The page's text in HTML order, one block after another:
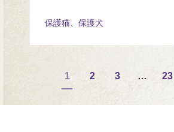
保護猫、保護犬
1 2 3 … 23